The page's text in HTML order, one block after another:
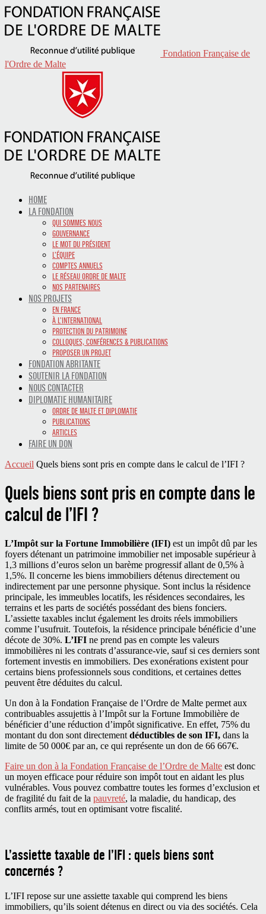
Fondation Française de
l'Ordre de Malte
HOME
LA FONDATION
QUI SOMMES NOUS
GOUVERNANCE
LE MOT DU PRÉSIDENT
L’ÉQUIPE
COMPTES ANNUELS
LE RÉSEAU ORDRE DE MALTE
NOS PARTENAIRES
NOS PROJETS
EN FRANCE
À L’INTERNATIONAL
PROTECTION DU PATRIMOINE
COLLOQUES, CONFÉRENCES & PUBLICATIONS
PROPOSER UN PROJET
FONDATION ABRITANTE
SOUTENIR LA FONDATION
NOUS CONTACTER
DIPLOMATIE HUMANITAIRE
ORDRE DE MALTE ET DIPLOMATIE
PUBLICATIONS
ARTICLES
FAIRE UN DON
Accueil Quels biens sont pris en compte dans le calcul de l’IFI ?
Quels biens sont pris en compte dans le
calcul de l’IFI ?
L’Impôt sur la Fortune Immobilière (IFI) est un impôt dû par les
foyers détenant un patrimoine immobilier net imposable supérieur à
1,3 millions d’euros selon un barème progressif allant de 0,5% à
1,5%. Il concerne les biens immobiliers détenus directement ou
indirectement par une personne physique. Sont inclus la résidence
principale, les immeubles locatifs, les résidences secondaires, les
terrains et les parts de sociétés possédant des biens fonciers.
L’assiette taxables inclut également les droits réels immobiliers
comme l’usufruit. Toutefois, la résidence principale bénéficie d’une
décote de 30%. L’IFI ne prend pas en compte les valeurs
immobilières ni les contrats d’assurance-vie, sauf si ces derniers sont
fortement investis en immobiliers. Des exonérations existent pour
certains biens professionnels sous conditions, et certaines dettes
peuvent être déduites du calcul.
Un don à la Fondation Française de l’Ordre de Malte permet aux
contribuables assujettis à l’Impôt sur la Fortune Immobilière de
bénéficier d’une réduction d’impôt significative. En effet, 75% du
montant du don sont directement déductibles de son IFI, dans la
limite de 50 000€ par an, ce qui représente un don de 66 667€.
Faire un don à la Fondation Française de l’Ordre de Malte est donc
un moyen efficace pour réduire son impôt tout en aidant les plus
vulnérables. Vous pouvez combattre toutes les formes d’exclusion et
de fragilité du fait de la pauvreté, la maladie, du handicap, des
conflits armés, tout en optimisant votre fiscalité.
L’assiette taxable de l’IFI : quels biens sont
concernés ?
L’IFI repose sur une assiette taxable qui comprend les biens
immobiliers, qu’ils soient détenus en direct ou via des sociétés. Cela